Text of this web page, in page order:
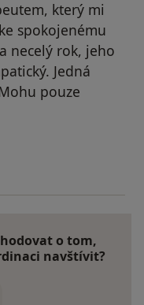
který mi
spokojenému
necelý rok, jeho
Jedná
pouze
Váš účet byl odstraněn
o tom,
navštívit?